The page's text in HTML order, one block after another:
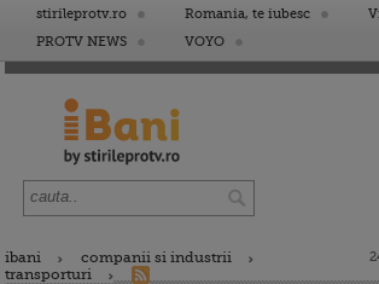
stirileprotv.ro Romania, te iubesc
PROTV NEWS
VOYO
ibani
companii si industrii
transporturi